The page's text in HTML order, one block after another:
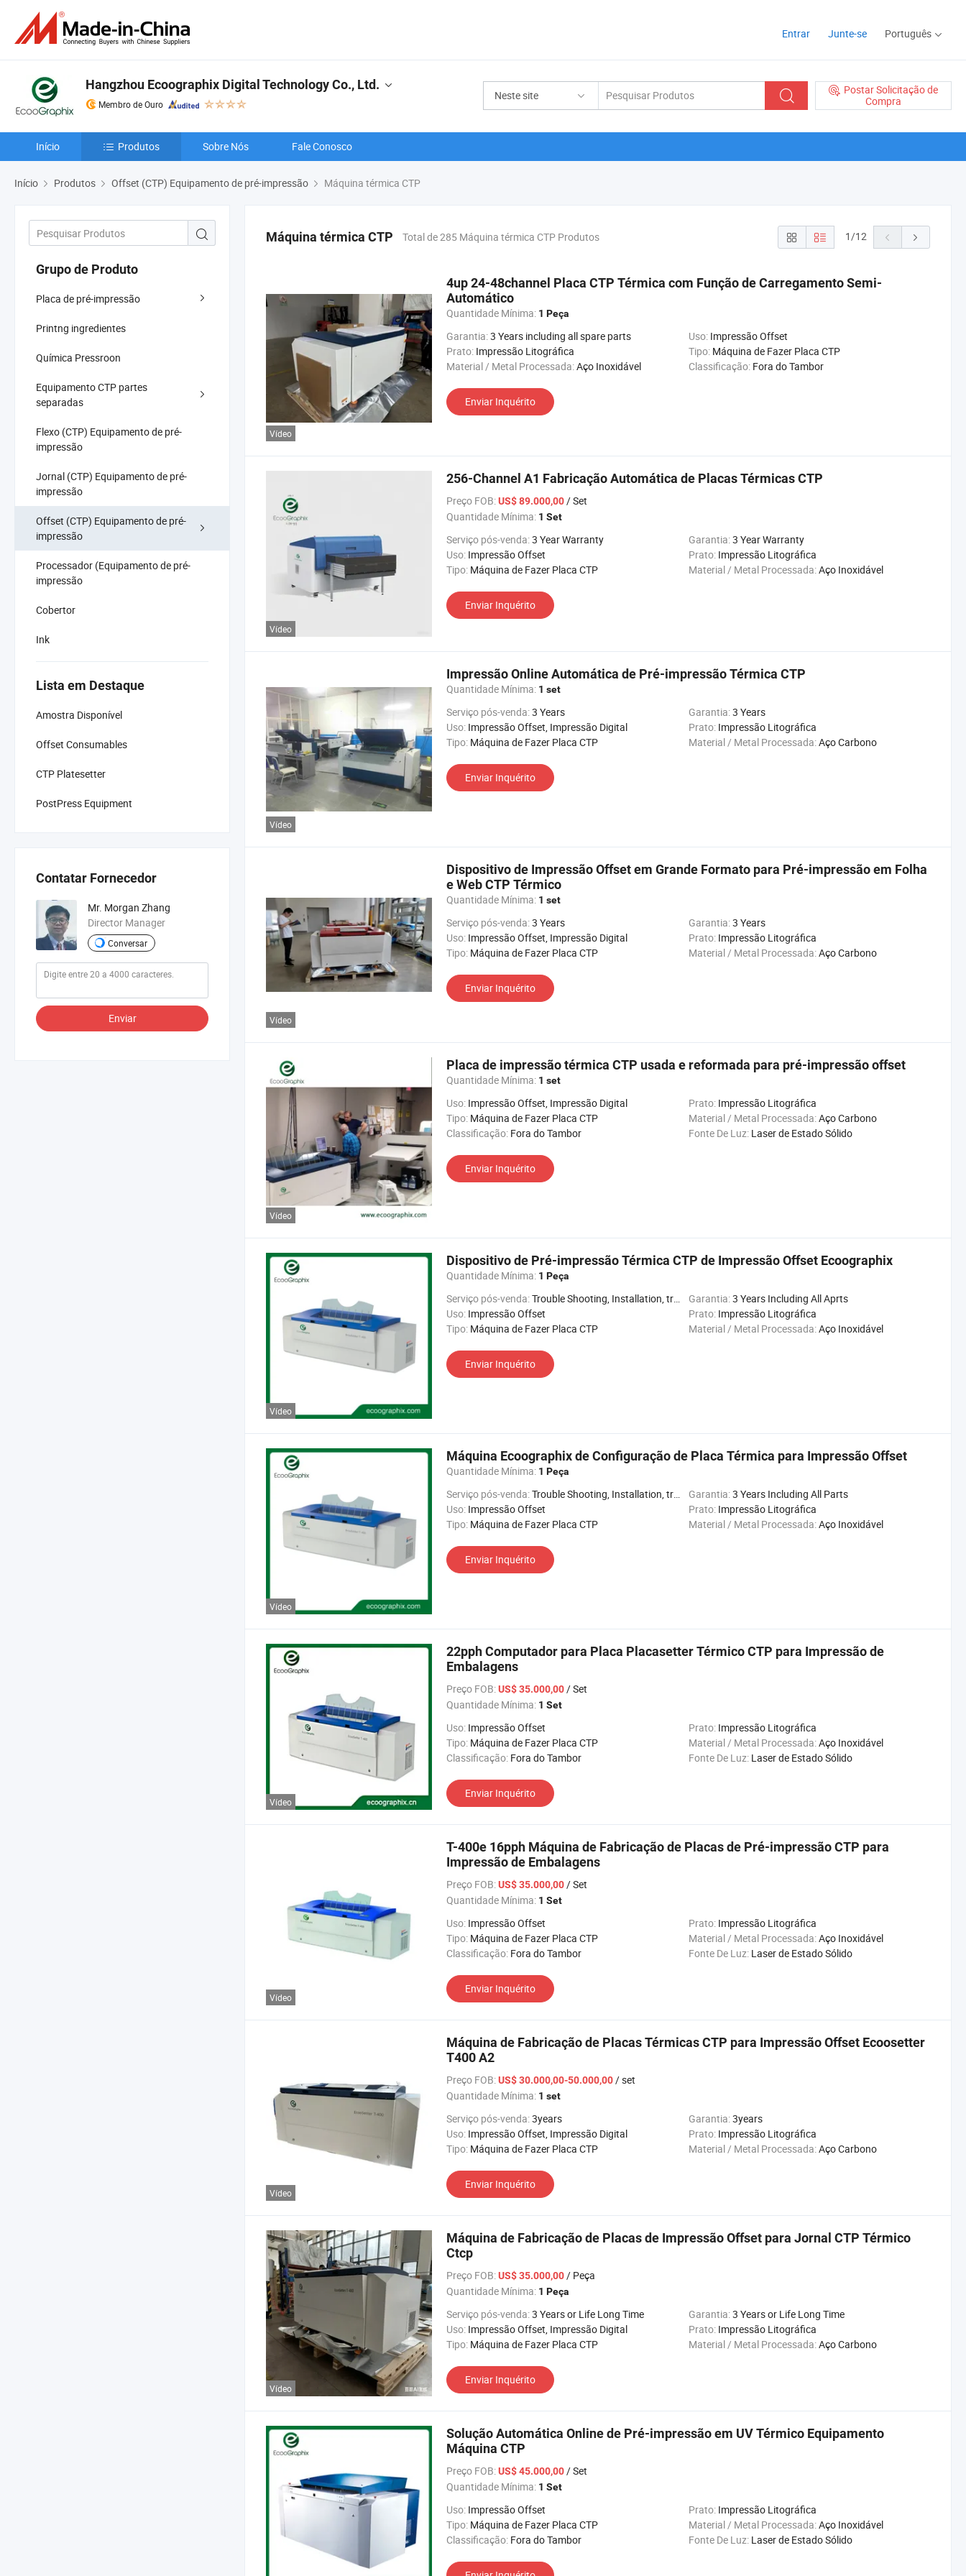
Entrar Junte-se Português
Neste site
Postar Solicitação de
Compra
Hangzhou Ecoographix Digital Technology Co., Ltd.
Membro de Ouro
Início Produtos Sobre Nós Fale Conosco
Início Produtos Offset (CTP) Equipamento de pré-impressão Máquina térmica CTP
Grupo de Produto
Placa de pré-impressão
Printng ingredientes
Química Pressroon
Equipamento CTP partes
separadas
Flexo (CTP) Equipamento de pré-
impressão
Jornal (CTP) Equipamento de pré-
impressão
Offset (CTP) Equipamento de pré-
impressão
Processador (Equipamento de pré-
impressão
Cobertor
Ink
Lista em Destaque
Amostra Disponível
Offset Consumables
CTP Platesetter
PostPress Equipment
Contatar Fornecedor
Mr. Morgan Zhang
Director Manager
Conversar
Enviar
Máquina térmica CTP Total de 285 Máquina térmica CTP Produtos 1/12
Vídeo
4up 24-48channel Placa CTP Térmica com Função de Carregamento Semi-
Automático
Quantidade Mínima: 1 Peça
Garantia:3 Years including all spare parts Uso: Impressão Offset
Prato: Impressão Litográfica Tipo: Máquina de Fazer Placa CTP
Material / Metal Processada:Aço Inoxidável Classificação: Fora do Tambor
Enviar Inquérito
Vídeo
256-Channel A1 Fabricação Automática de Placas Térmicas CTP
Preço FOB:US$ 89.000,00/ Set
Quantidade Mínima: 1 Set
Serviço pós-venda:3 Year Warranty Garantia:3 Year Warranty
Uso: Impressão Offset Prato: Impressão Litográfica
Tipo: Máquina de Fazer Placa CTP Material / Metal Processada:Aço Inoxidável
Enviar Inquérito
Vídeo
Impressão Online Automática de Pré-impressão Térmica CTP
Quantidade Mínima: 1 set
Serviço pós-venda:3 Years Garantia:3 Years
Uso: Impressão Offset, Impressão Digital Prato: Impressão Litográfica
Tipo: Máquina de Fazer Placa CTP Material / Metal Processada:Aço Carbono
Enviar Inquérito
Vídeo
Dispositivo de Impressão Offset em Grande Formato para Pré-impressão em Folha
e Web CTP Térmico
Quantidade Mínima: 1 set
Serviço pós-venda:3 Years Garantia:3 Years
Uso: Impressão Offset, Impressão Digital Prato: Impressão Litográfica
Tipo: Máquina de Fazer Placa CTP Material / Metal Processada:Aço Carbono
Enviar Inquérito
Vídeo
Placa de impressão térmica CTP usada e reformada para pré-impressão offset
Quantidade Mínima: 1 set
Uso: Impressão Offset, Impressão Digital Prato: Impressão Litográfica
Tipo: Máquina de Fazer Placa CTP Material / Metal Processada:Aço Carbono
Classificação: Fora do Tambor Fonte De Luz: Laser de Estado Sólido
Enviar Inquérito
Vídeo
Dispositivo de Pré-impressão Térmica CTP de Impressão Offset Ecoographix
Quantidade Mínima: 1 Peça
Serviço pós-venda:Trouble Shooting, Installation, training Garantia:3 Years Including All Aprts
Uso: Impressão Offset Prato: Impressão Litográfica
Tipo: Máquina de Fazer Placa CTP Material / Metal Processada:Aço Inoxidável
Enviar Inquérito
Vídeo
Máquina Ecoographix de Configuração de Placa Térmica para Impressão Offset
Quantidade Mínima: 1 Peça
Serviço pós-venda:Trouble Shooting, Installation, training Garantia:3 Years Including All Parts
Uso: Impressão Offset Prato: Impressão Litográfica
Tipo: Máquina de Fazer Placa CTP Material / Metal Processada:Aço Inoxidável
Enviar Inquérito
Vídeo
22pph Computador para Placa Placasetter Térmico CTP para Impressão de
Embalagens
Preço FOB:US$ 35.000,00/ Set
Quantidade Mínima: 1 Set
Uso: Impressão Offset Prato: Impressão Litográfica
Tipo: Máquina de Fazer Placa CTP Material / Metal Processada:Aço Inoxidável
Classificação: Fora do Tambor Fonte De Luz: Laser de Estado Sólido
Enviar Inquérito
Vídeo
T-400e 16pph Máquina de Fabricação de Placas de Pré-impressão CTP para
Impressão de Embalagens
Preço FOB:US$ 35.000,00/ Set
Quantidade Mínima: 1 Set
Uso: Impressão Offset Prato: Impressão Litográfica
Tipo: Máquina de Fazer Placa CTP Material / Metal Processada:Aço Inoxidável
Classificação: Fora do Tambor Fonte De Luz: Laser de Estado Sólido
Enviar Inquérito
Vídeo
Máquina de Fabricação de Placas Térmicas CTP para Impressão Offset Ecoosetter
T400 A2
Preço FOB:US$ 30.000,00-50.000,00/ set
Quantidade Mínima: 1 set
Serviço pós-venda:3years Garantia:3years
Uso: Impressão Offset, Impressão Digital Prato: Impressão Litográfica
Tipo: Máquina de Fazer Placa CTP Material / Metal Processada:Aço Carbono
Enviar Inquérito
Vídeo
Máquina de Fabricação de Placas de Impressão Offset para Jornal CTP Térmico
Ctcp
Preço FOB:US$ 35.000,00/ Peça
Quantidade Mínima: 1 Peça
Serviço pós-venda:3 Years or Life Long Time Garantia:3 Years or Life Long Time
Uso: Impressão Offset, Impressão Digital Prato: Impressão Litográfica
Tipo: Máquina de Fazer Placa CTP Material / Metal Processada:Aço Carbono
Enviar Inquérito
Solução Automática Online de Pré-impressão em UV Térmico Equipamento
Máquina CTP
Preço FOB:US$ 45.000,00/ Set
Quantidade Mínima: 1 Set
Uso: Impressão Offset Prato: Impressão Litográfica
Tipo: Máquina de Fazer Placa CTP Material / Metal Processada:Aço Inoxidável
Classificação: Fora do Tambor Fonte De Luz: Laser de Estado Sólido